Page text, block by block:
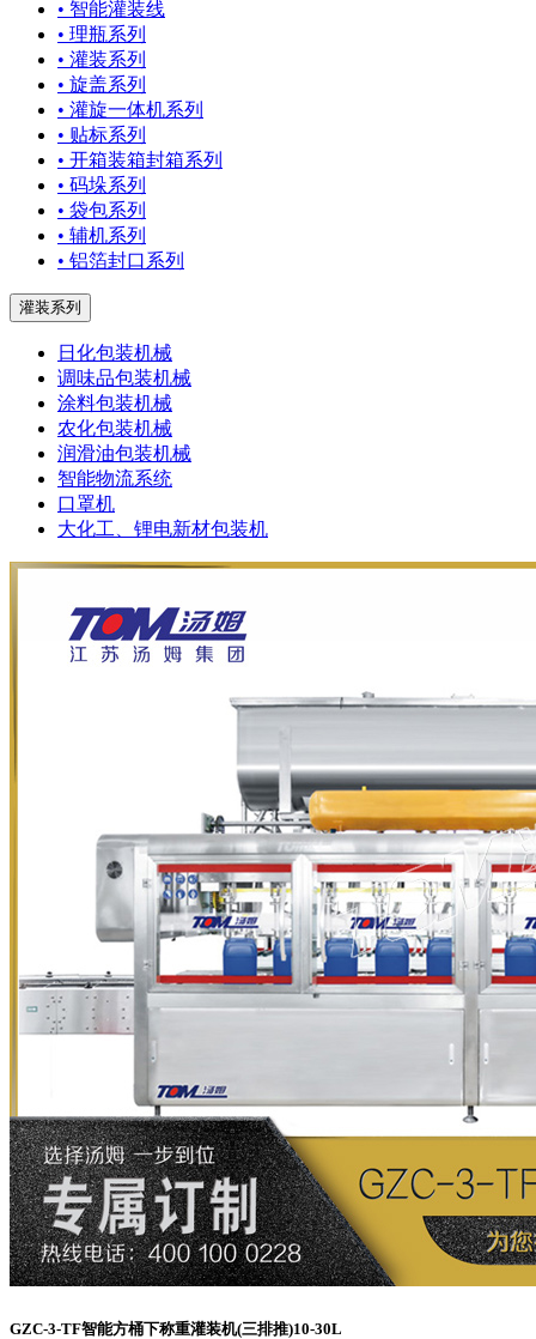
• 智能灌装线
• 理瓶系列
• 灌装系列
• 旋盖系列
• 灌旋一体机系列
• 贴标系列
• 开箱装箱封箱系列
• 码垛系列
• 袋包系列
• 辅机系列
• 铝箔封口系列
灌装系列
日化包装机械
调味品包装机械
涂料包装机械
农化包装机械
润滑油包装机械
智能物流系统
口罩机
大化工、锂电新材包装机
GZC-3-TF智能方桶下称重灌装机(三排推)10-30L